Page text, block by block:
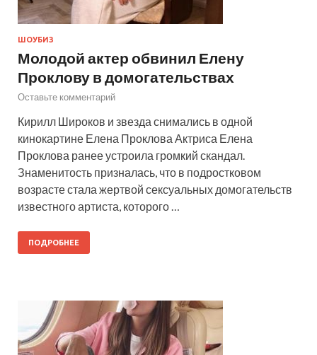
ШОУБИЗ
Молодой актер обвинил Елену
Проклову в домогательствах
Оставьте комментарий
Кирилл Широков и звезда снимались в одной
кинокартине Елена Проклова Актриса Елена
Проклова ранее устроила громкий скандал.
Знаменитость призналась, что в подростковом
возрасте стала жертвой сексуальных домогательств
известного артиста, которого …
ПОДРОБНЕЕ